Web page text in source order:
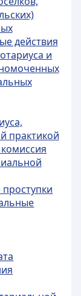
действия
и
практикой